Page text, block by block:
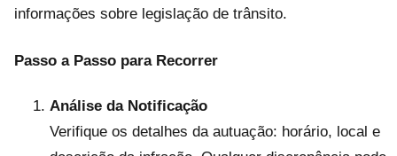
informações sobre legislação de trânsito.
Passo a Passo para Recorrer
Análise da Notificação
Verifique os detalhes da autuação: horário, local e